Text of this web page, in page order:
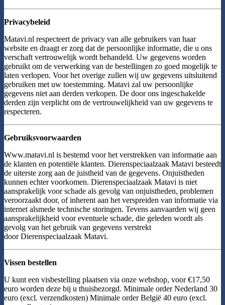
Privacybeleid
Matavi.nl respecteert de privacy van alle gebruikers van haar
website en draagt er zorg dat de persoonlijke informatie, die u ons
verschaft vertrouwelijk wordt behandeld. Uw gegevens worden
gebruikt om de verwerking van de bestellingen zo goed mogelijk te
laten verlopen. Voor het overige zullen wij uw gegevens uitsluitend
gebruiken met uw toestemming. Matavi zal uw persoonlijke
gegevens niet aan derden verkopen. De door ons ingeschakelde
derden zijn verplicht om de vertrouwelijkheid van uw gegevens te
respecteren.
Gebruiksvoorwaarden
Www.matavi.nl is bestemd voor het verstrekken van informatie aan
de klanten en potentiële klanten. Dierenspeciaalzaak Matavi besteedt
de uiterste zorg aan de juistheid van de gegevens. Onjuistheden
kunnen echter voorkomen. Dierenspeciaalzaak Matavi is niet
aansprakelijk voor schade als gevolg van onjuistheden, problemen
veroorzaakt door, of inherent aan het verspreiden van informatie via
internet alsmede technische storingen. Tevens aanvaarden wij geen
aansprakelijkheid voor eventuele schade, die geleden wordt als
gevolg van het gebruik van gegevens verstrekt
door Dierenspeciaalzaak Matavi.
Vissen bestellen
U kunt een visbestelling plaatsen via onze webshop, voor €17,50
euro worden deze bij u thuisbezorgd. Minimale order Nederland 30
euro (excl. verzendkosten) Minimale order België 40 euro (excl.